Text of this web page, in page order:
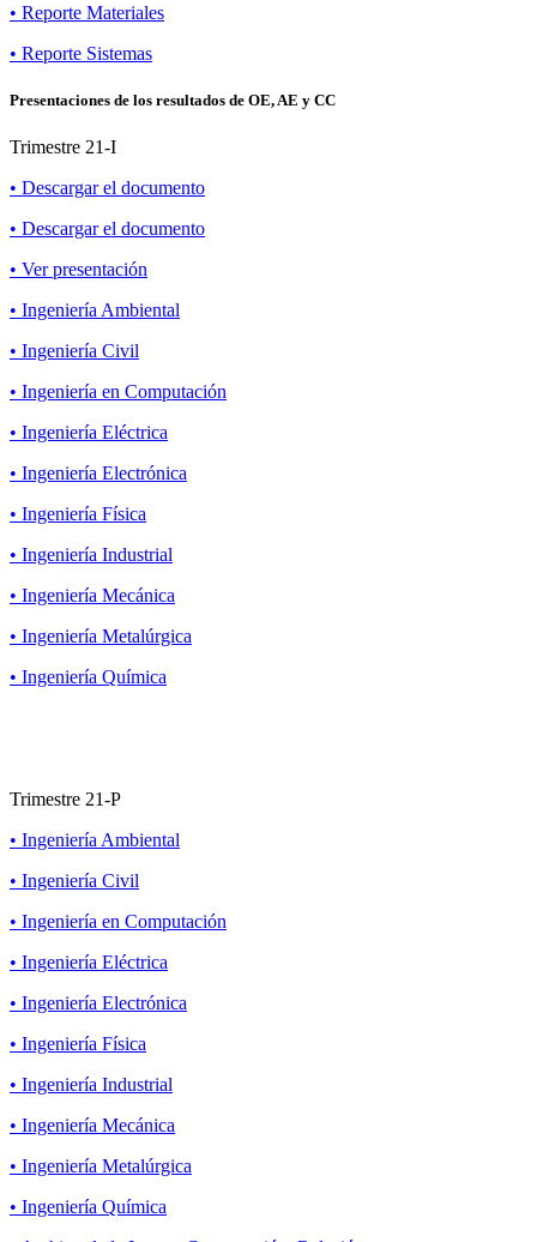
• Reporte Materiales
• Reporte Sistemas
Presentaciones de los resultados de OE, AE y CC
Trimestre 21-I
• Descargar el documento
• Descargar el documento
• Ver presentación
• Ingeniería Ambiental
• Ingeniería Civil
• Ingeniería en Computación
• Ingeniería Eléctrica
• Ingeniería Electrónica
• Ingeniería Física
• Ingeniería Industrial
• Ingeniería Mecánica
• Ingeniería Metalúrgica
• Ingeniería Química
Trimestre 21-P
• Ingeniería Ambiental
• Ingeniería Civil
• Ingeniería en Computación
• Ingeniería Eléctrica
• Ingeniería Electrónica
• Ingeniería Física
• Ingeniería Industrial
• Ingeniería Mecánica
• Ingeniería Metalúrgica
• Ingeniería Química